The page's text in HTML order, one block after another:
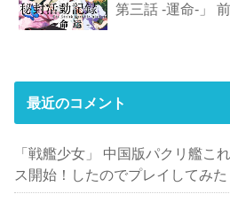
第三話 -運命-」
最近のコメント
「戦艦少女」 中国版パクリ艦こ
ス開始！したのでプレイしてみた